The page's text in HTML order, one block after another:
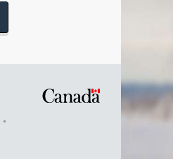
Symbole